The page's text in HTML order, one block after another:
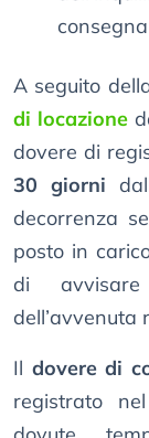
A seguito
di locazione
dovere di
30 giorni
decorrenza
posto in
di
dell’avvenuta
Il dovere di
registrato